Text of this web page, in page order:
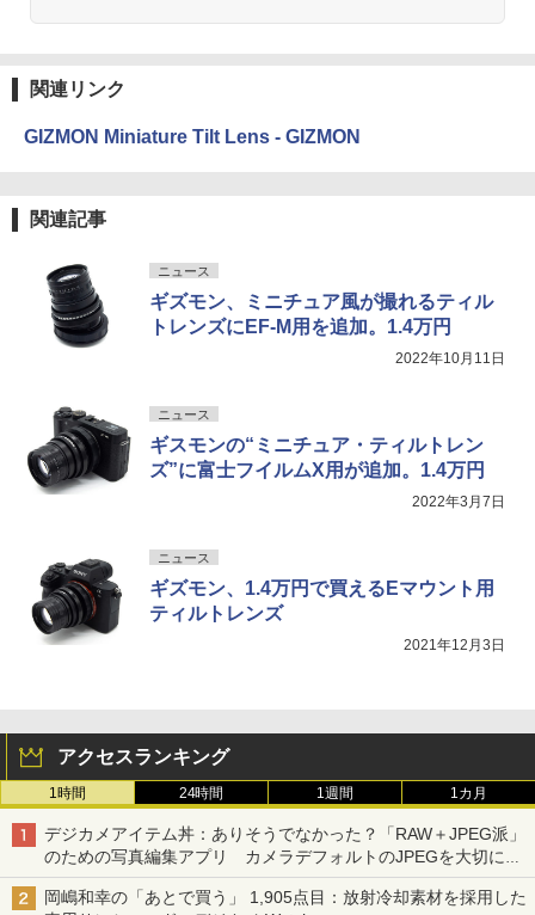
関連リンク
GIZMON Miniature Tilt Lens - GIZMON
関連記事
ニュース
ギズモン、ミニチュア風が撮れるティル
トレンズにEF-M用を追加。1.4万円
2022年10月11日
ニュース
ギスモンの“ミニチュア・ティルトレン
ズ”に富士フイルムX用が追加。1.4万円
2022年3月7日
ニュース
ギズモン、1.4万円で買えるEマウント用
ティルトレンズ
2021年12月3日
アクセスランキング
1時間 24時間 1週間 1カ月
デジカメアイテム丼：ありそうでなかった？「RAW＋JPEG派」
のための写真編集アプリ カメラデフォルトのJPEGを大切にす
る「Filmator」
岡嶋和幸の「あとで買う」 1,905点目：放射冷却素材を採用した